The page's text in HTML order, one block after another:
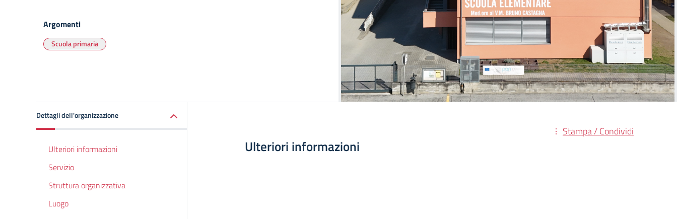
Argomenti
Scuola primaria
Dettagli dell'organizzazione
Ulteriori informazioni
Servizio
Struttura organizzativa
Luogo
Stampa / Condividi
Ulteriori informazioni